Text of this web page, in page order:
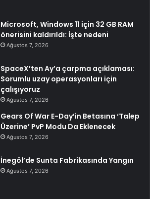
Microsoft, Windows 11 için 32 GB RAM
önerisini kaldırıldı: İşte nedeni
Ağustos 7, 2026
SpaceX’ten Ay’a çarpma açıklaması:
Sorumlu uzay operasyonları için
çalışıyoruz
Ağustos 7, 2026
Gears Of War E-Day’in Betasına ‘Talep
Üzerine’ PvP Modu Da Eklenecek
Ağustos 7, 2026
İnegöl’de Sunta Fabrikasında Yangın
Ağustos 7, 2026